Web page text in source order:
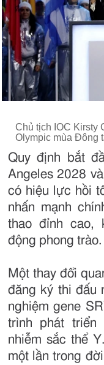
Chủ tịch IOC Kirsty
Olympic mùa Đông
Quy định bắt
Angeles 2028
có hiệu lực hồi
nhấn mạnh
thao đỉnh cao,
động phong trào.
Một thay đổi
đăng ký thi đấu
nghiệm gene
trình phát triển
nhiễm sắc thể
một lần trong